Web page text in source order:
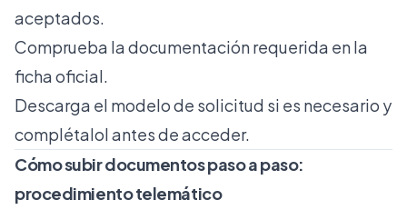
aceptados.
Comprueba la documentación requerida en la
ficha oficial.
Descarga el modelo de solicitud si es necesario y
complétalol antes de acceder.
Cómo subir documentos paso a paso:
procedimiento telemático